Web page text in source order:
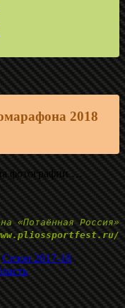
2018
фотографии …
«Потаённая Россия»
Сезон 2017-18